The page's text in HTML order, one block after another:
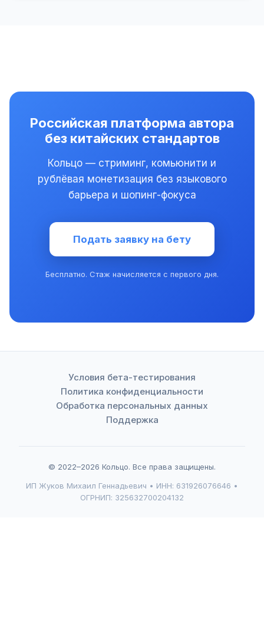
Российская платформа автора
без китайских стандартов
Кольцо — стриминг, комьюнити и
рублёвая монетизация без языкового
барьера и шопинг-фокуса
Подать заявку на бету
Бесплатно. Стаж начисляется с первого дня.
Условия бета-тестирования
Политика конфиденциальности
Обработка персональных данных
Поддержка
© 2022–2026 Кольцо. Все права защищены.
ИП Жуков Михаил Геннадьевич • ИНН: 631926076646 •
ОГРНИП: 325632700204132